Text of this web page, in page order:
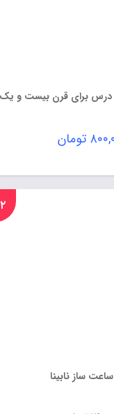
قرن بیست و یک
نابینا